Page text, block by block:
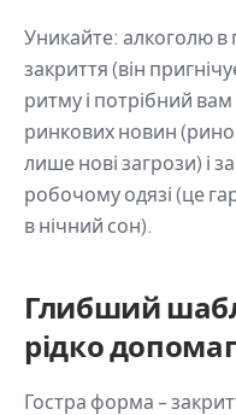
Уникайте: алкоголю в
закриття (він
ритму і потрібний
ринкових новин
лише нові загрози) і
робочому одязі (це
в нічний сон).
Глибший
рідко
Гостра форма -